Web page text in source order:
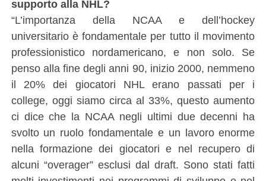
supporto alla NHL?
“L’importanza della NCAA e dell’hockey
universitario è fondamentale per tutto il movimento
professionistico nordamericano, e non solo. Se
penso alla fine degli anni 90, inizio 2000, nemmeno
il 20% dei giocatori NHL erano passati per i
college, oggi siamo circa al 33%, questo aumento
ci dice che la NCAA negli ultimi due decenni ha
svolto un ruolo fondamentale e un lavoro enorme
nella formazione dei giocatori e nel recupero di
alcuni “overager” esclusi dal draft. Sono stati fatti